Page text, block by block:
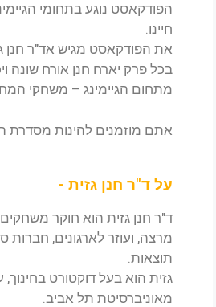
הפודקאסט נוגע בתחומי
חיינו.
את הפודקאסט מגיש אד"ר חנן
בכל פרק יארח חנן אורח שונה
מתחום הגיימינג – משחקי
אתם מוזמנים להינות מסדרת
על ד"ר חנן גזית -
מרצה, ועוזר לארגונים,
תוצאות.
גזית הוא בעל דוקטורט
מאוניברסיטת תל אביב.